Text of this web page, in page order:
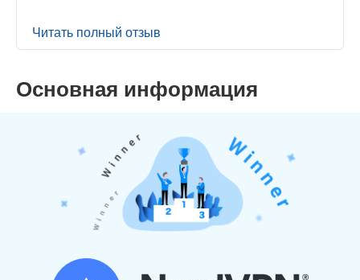
Читать полный отзыв
Основная информация